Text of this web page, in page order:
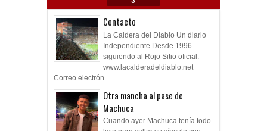
Contacto
La Caldera del Diablo Un diario
Independiente Desde 1996
siguiendo al Rojo Sitio oficial:
www.lacalderadeldiablo.net
Correo electrón...
Otra mancha al pase de
Machuca
Cuando ayer Machuca tenía todo